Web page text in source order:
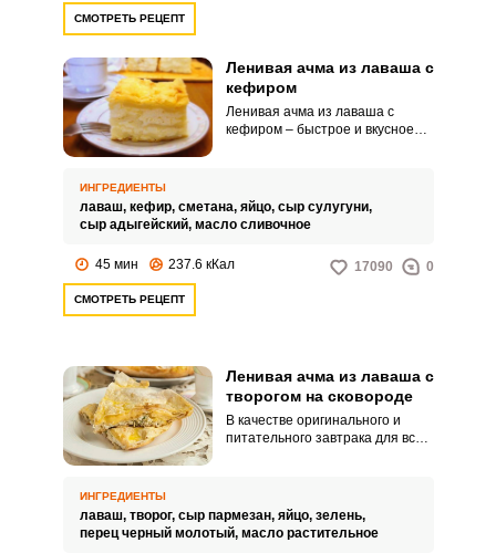
СМОТРЕТЬ РЕЦЕПТ
Ленивая ачма из лаваша с
кефиром
Ленивая ачма из лаваша с
кефиром – быстрое и вкусное
добавлением кефира.
ИНГРЕДИЕНТЫ
лаваш, кефир, сметана, яйцо, сыр сулугуни,
сыр адыгейский, масло сливочное
45 мин 237.6 кКал 17090 0
СМОТРЕТЬ РЕЦЕПТ
Ленивая ачма из лаваша с
творогом на сковороде
В качестве оригинального и
питательного завтрака для всей
Попробуйте вкуснейший
грузинский рецепт на сковороде,
который существенно сэкономит
ИНГРЕДИЕНТЫ
лаваш, творог, сыр пармезан, яйцо, зелень,
перец черный молотый, масло растительное